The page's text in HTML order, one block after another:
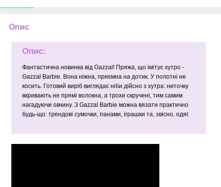
Опис
Опис:
Фантастична новинка від Gazzal! Пряжа, що імітує хутро -
Gazzal Barbie. Вона ніжна, приємна на дотик. У полотні не
косить. Готовий виріб виглядає ніби дійсно з хутра: ниточку
вкривають не прямі волокна, а трохи скручені, тим самим
нагадуючи овчину. З Gazzal Barbie можна вязати практично
будь-що: трендові сумочки, панами, іграшки та, звісно, одяг.